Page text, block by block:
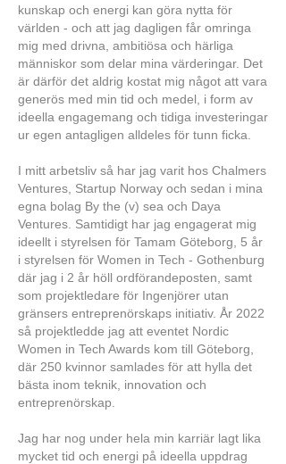
kunskap och energi kan göra nytta för
världen - och att jag dagligen får omringa
mig med drivna, ambitiösa och härliga
människor som delar mina värderingar. Det
är därför det aldrig kostat mig något att vara
generös med min tid och medel, i form av
ideella engagemang och tidiga investeringar
ur egen antagligen alldeles för tunn ficka.
I mitt arbetsliv så har jag varit hos Chalmers
Ventures, Startup Norway och sedan i mina
egna bolag By the (v) sea och Daya
Ventures. Samtidigt har jag engagerat mig
ideellt i styrelsen för Tamam Göteborg, 5 år
i styrelsen för Women in Tech - Gothenburg
där jag i 2 år höll ordförandeposten, samt
som projektledare för Ingenjörer utan
gränsers entreprenörskaps initiativ. År 2022
så projektledde jag att eventet Nordic
Women in Tech Awards kom till Göteborg,
där 250 kvinnor samlades för att hylla det
bästa inom teknik, innovation och
entreprenörskap.
Jag har nog under hela min karriär lagt lika
mycket tid och energi på ideella uppdrag